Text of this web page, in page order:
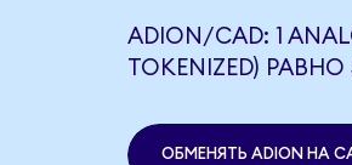
ADION/CAD: 1
TOKENIZED) РАВНО
ОБМЕНЯТЬ ADION НА